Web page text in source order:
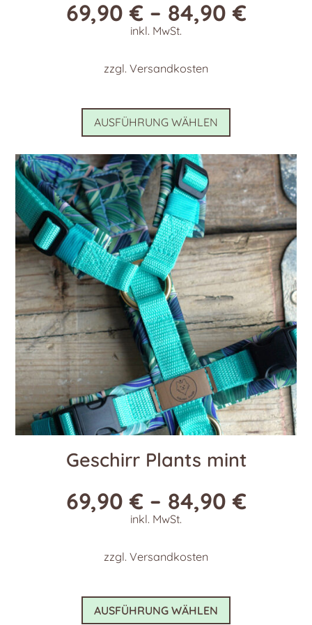
69,90€ – 84,90€
inkl. MwSt.
zzgl. Versandkosten
AUSFÜHRUNG WÄHLEN
Dieses
weist
mehrere
Varianten
auf.
Die
Optionen
können
auf
der
Produktseite
gewählt
werden
Geschirr Plants mint
69,90€ – 84,90€
inkl. MwSt.
zzgl. Versandkosten
AUSFÜHRUNG WÄHLEN
Dieses